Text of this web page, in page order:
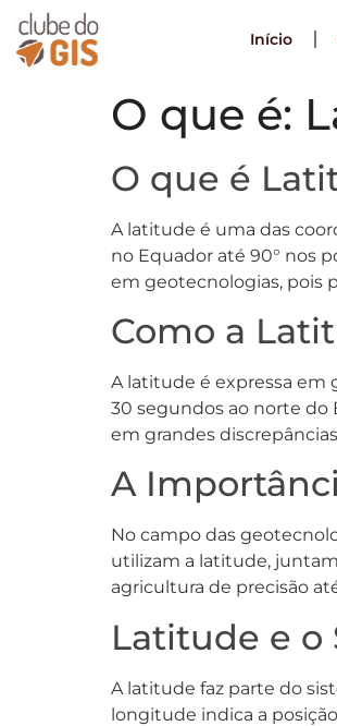
Início
O que é:
O que é
A latitude é uma das
no Equador até 90° nos
em geotecnologias, pois
Como a
A latitude é expressa em
30 segundos ao norte do
em grandes
A
No campo das
utilizam a latitude,
agricultura de precisão
Latitude e o
A latitude faz parte do
longitude indica a